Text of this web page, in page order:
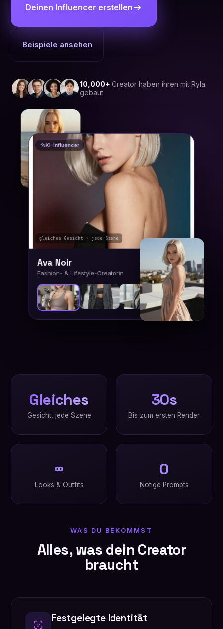
Deinen Influencer erstellen
Beispiele ansehen
10,000+ Creator haben ihren mit Ryla
gebaut
KI-Influencer
gleiches Gesicht · jede Szene
Ava Noir
Fashion- & Lifestyle-Creatorin
+
Gleiches
Gesicht, jede Szene
30s
Bis zum ersten Render
∞
Looks & Outfits
0
Nötige Prompts
WAS DU BEKOMMST
Alles, was dein Creator
braucht
Festgelegte Identität